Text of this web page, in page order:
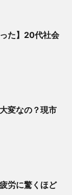
た】20代社会
変なの？現市
労に驚くほど